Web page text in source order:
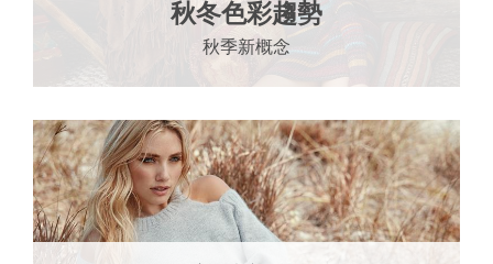
秋冬色彩趨勢
秋季新概念